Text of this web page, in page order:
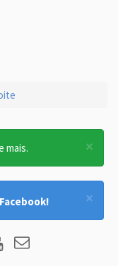
×
mais.
×